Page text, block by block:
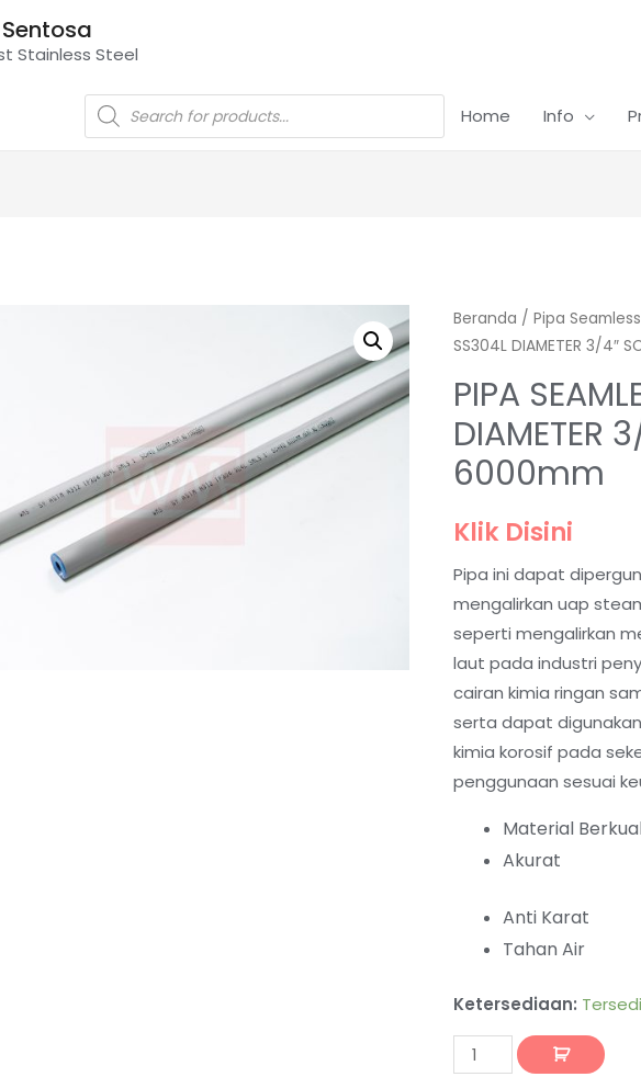
Stainless Steel
Home Info
Beranda / Pipa Seamless
SS304L DIAMETER 3/4″
PIPA
DIAMETER
6000mm
Klik Disini
Pipa ini dapat
mengalirkan uap
seperti mengalirkan
laut pada industri
cairan kimia ringan
serta dapat
kimia korosif pada
penggunaan sesuai
Material
Akurat
Anti Karat
Tahan Air
Ketersediaan: